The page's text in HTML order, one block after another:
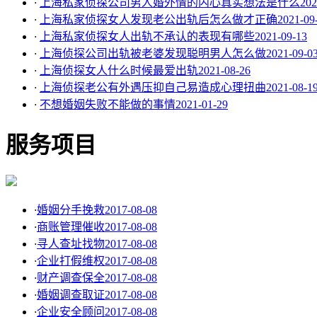
·
上海私家侦探公司男人婚外情的内心真实想法是什么
·
上海私家侦探女人发现老公出轨后怎么做才正确2021-
·
上海私家侦探女人出轨不承认的表现有哪些2021-09-13
·
上海侦探公司出轨被老婆发现聪明男人怎么做2021-09-
·
上海侦探女人什么时候最爱出轨2021-08-26
·
上海侦探老公有外遇压抑自己易造成心理扭曲2021-08-
· 不想婚姻失败不能做的事情2021-01-29
服务项目
·婚姻分手挽救2017-08-08
·商账管理催收2017-08-08
·寻人查址找物2017-08-08
·企业打假维权2017-08-08
·财产调查保全2017-08-08
·婚姻调查取证2017-08-08
·企业安全顾问 2017-08-08